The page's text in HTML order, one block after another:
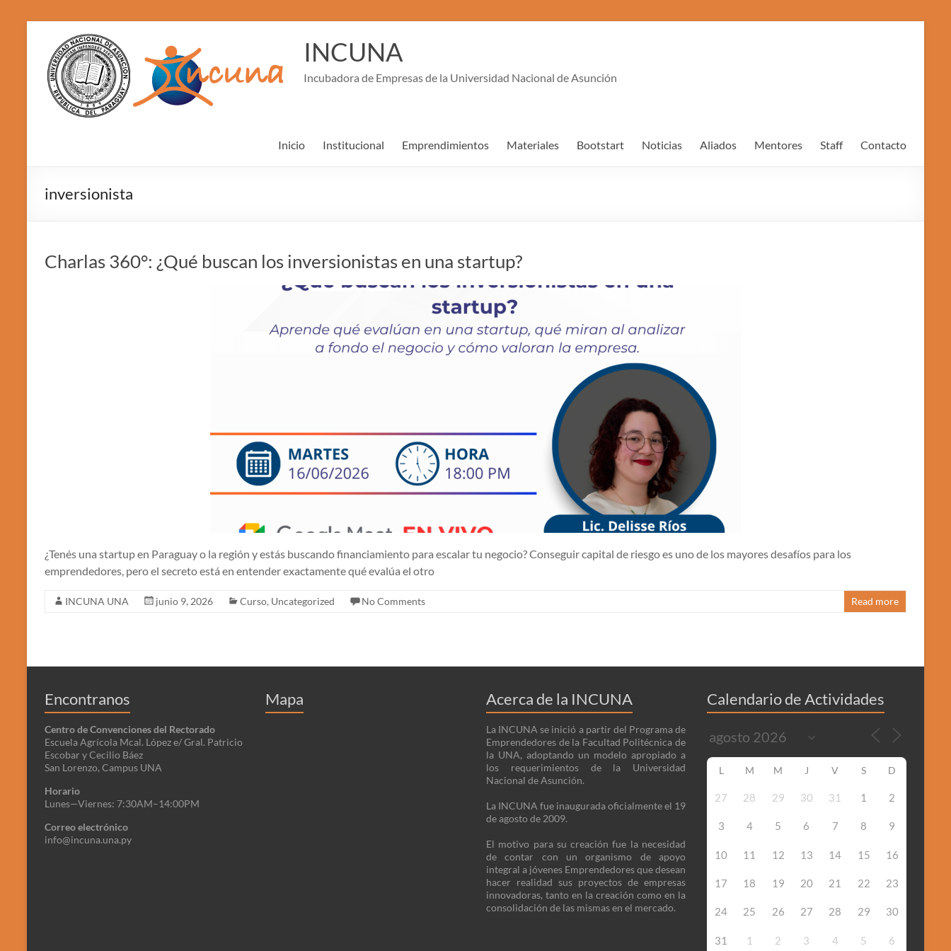
content
INCUNA
Incubadora de Empresas de la Universidad Nacional de Asunción
Inicio Institucional Emprendimientos Materiales Bootstart Noticias Aliados Mentores Staff Contacto
inversionista
Charlas 360°: ¿Qué buscan los inversionistas en una startup?
¿Tenés una startup en Paraguay o la región y estás buscando financiamiento para escalar tu negocio? Conseguir capital de riesgo es uno de los mayores desafíos para los
emprendedores, pero el secreto está en entender exactamente qué evalúa el otro
INCUNA UNA junio 9, 2026 Curso, Uncategorized No Comments Read more
Encontranos
Centro de Convenciones del Rectorado
Escuela Agrícola Mcal. López e/ Gral. Patricio
Escobar y Cecilio Báez
San Lorenzo, Campus UNA
Horario
Lunes—Viernes: 7:30AM–14:00PM
Correo electrónico
info@incuna.una.py
Mapa Acerca de la INCUNA
La INCUNA se inició a partir del Programa de
Emprendedores de la Facultad Politécnica de
la UNA, adoptando un modelo apropiado a
los requerimientos de la Universidad
Nacional de Asunción.
La INCUNA fue inaugurada oficialmente el 19
de agosto de 2009.
El motivo para su creación fue la necesidad
de contar con un organismo de apoyo
integral a jóvenes Emprendedores que desean
hacer realidad sus proyectos de empresas
innovadoras, tanto en la creación como en la
consolidación de las mismas en el mercado.
Calendario de Actividades
L M M J V S D
27 28 29 30 31 1 2
3 4 5 6 7 8 9
10 11 12 13 14 15 16
17 18 19 20 21 22 23
24 25 26 27 28 29 30
31 1 2 3 4 5 6